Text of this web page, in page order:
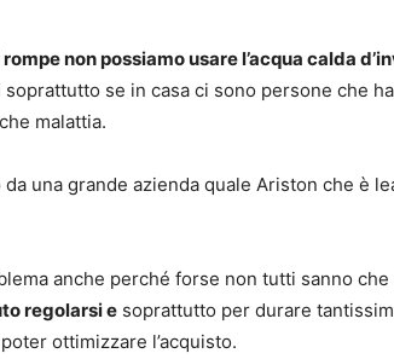
non possiamo usare l’acqua calda
se in casa ci sono persone che
malattia.
una grande azienda quale Ariston che è
anche perché forse non tutti sanno che
regolarsi e soprattutto per durare
ottimizzare l’acquisto.